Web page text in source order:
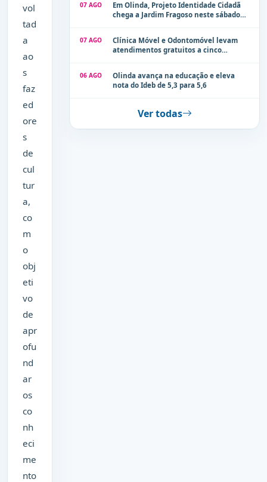
vol
tad
a
ao
s
faz
ed
ore
s
de
cul
tur
a,
co
m
o
obj
eti
vo
de
apr
ofu
nd
ar
os
co
nh
eci
me
nto
07 AGO
Em Olinda, Projeto Identidade Cidadã
chega a Jardim Fragoso neste sábado
07 AGO
Clínica Móvel e Odontomóvel levam
atendimentos gratuitos a cinco
06 AGO
Olinda avança na educação e eleva
nota do Ideb de 5,3 para 5,6
Ver todas